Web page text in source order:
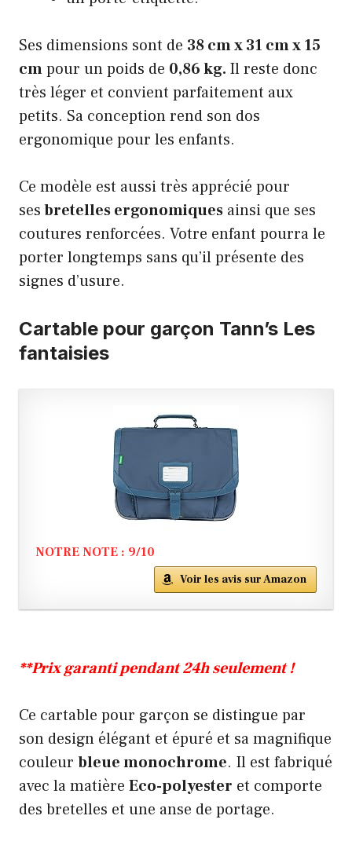
Ses dimensions sont de 38 cm x 31 cm x 15
cmpour un poids de 0,86 kg. Il reste donc
très léger et convient parfaitement aux
petits. Sa conception rend son dos
ergonomique pour les enfants.
Ce modèle est aussi très apprécié pour
sesbretelles ergonomiques ainsi que ses
coutures renforcées. Votre enfant pourra le
porter longtemps sans qu’il présente des
signes d’usure.
Cartable pour garçon Tann’s Les
fantaisies
NOTRE NOTE : 9/10
Voir les avis sur Amazon
**Prix garanti pendant 24h seulement !
Ce cartable pour garçon se distingue par
son design élégant et épuré et sa magnifique
couleur bleue monochrome. Il est fabriqué
avec la matière Eco-polyester et comporte
des bretelles et une anse de portage.